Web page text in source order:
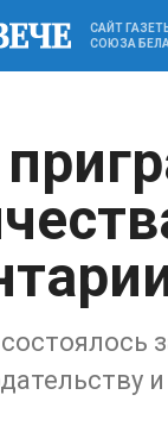
САЙТ
СОЮЗА